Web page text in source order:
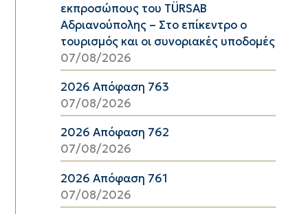
εκπροσώπους του TÜRSAB
Αδριανούπολης – Στο επίκεντρο ο
τουρισμός και οι συνοριακές υποδομές
07/08/2026
2026 Απόφαση 763
07/08/2026
2026 Απόφαση 762
07/08/2026
2026 Απόφαση 761
07/08/2026